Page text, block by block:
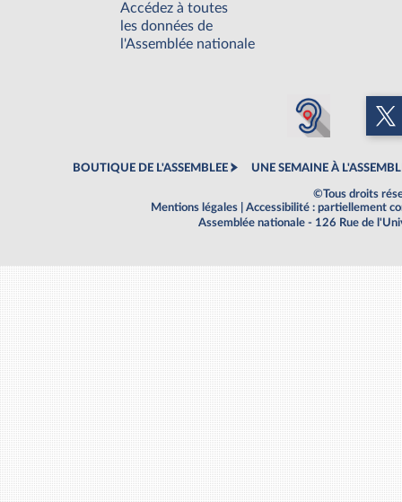
Accédez à toutes
les données de
l'Assemblée nationale
BOUTIQUE DE L'ASSEMBLEE UNE SEMAINE À
©Tous droits
Mentions légales
Accessibilité : partiellement
Assemblée nationale - 126 Rue de